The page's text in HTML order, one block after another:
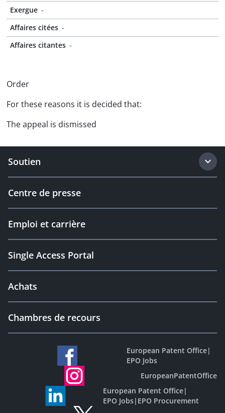
Exergue -
Affaires citées -
Affaires citantes -
Order
For these reasons it is decided that:
The appeal is dismissed
Soutien
Centre de presse
Emploi et carrière
Single Access Portal
Achats
Chambres de recours
European Patent Office|
EPO Jobs
EuropeanPatentOffice
European Patent Office|
EPO Jobs| EPO Procurement